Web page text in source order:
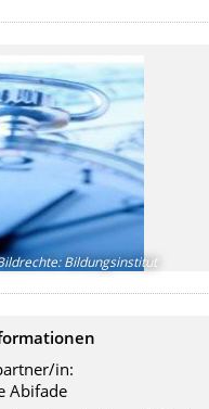
:Bildungsinstitut
in:
Abifade